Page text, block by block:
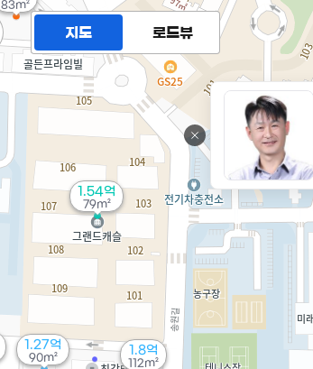
1.54억
79m²
1.27억
90m²
83m²
1.8억
112m²
지도 로드뷰